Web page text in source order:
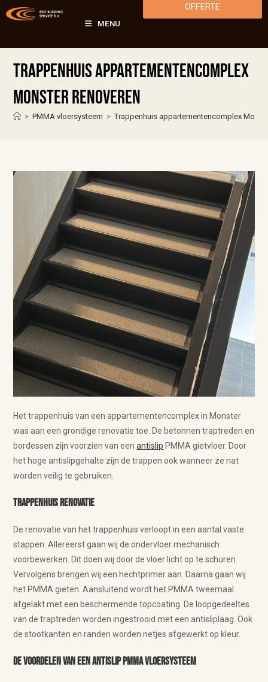
MENU
OFFERTE
Trappenhuis appartementencomplex
Monster renoveren
> PMMA vloersysteem > Trappenhuis appartementencomplex
Het trappenhuis van een appartementencomplex in Monster
was aan een grondige renovatie toe. De betonnen traptreden en
bordessen zijn voorzien van eenantislip PMMA gietvloer. Door
het hoge antislipgehalte zijn de trappen ook wanneer ze nat
worden veilig te gebruiken.
Trappenhuis renovatie
De renovatie van het trappenhuis verloopt in een aantal vaste
stappen. Allereerst gaan wij de ondervloer mechanisch
voorbewerken. Dit doen wij door de vloer licht op te schuren.
Vervolgens brengen wij een hechtprimer aan. Daarna gaan wij
het PMMA gieten. Aansluitend wordt het PMMA tweemaal
afgelakt met een beschermende topcoating. De loopgedeeltes
van de traptreden worden ingestrooid met een antisliplaag. Ook
de stootkanten en randen worden netjes afgewerkt op kleur.
De voordelen van een antislip PMMA vloersysteem